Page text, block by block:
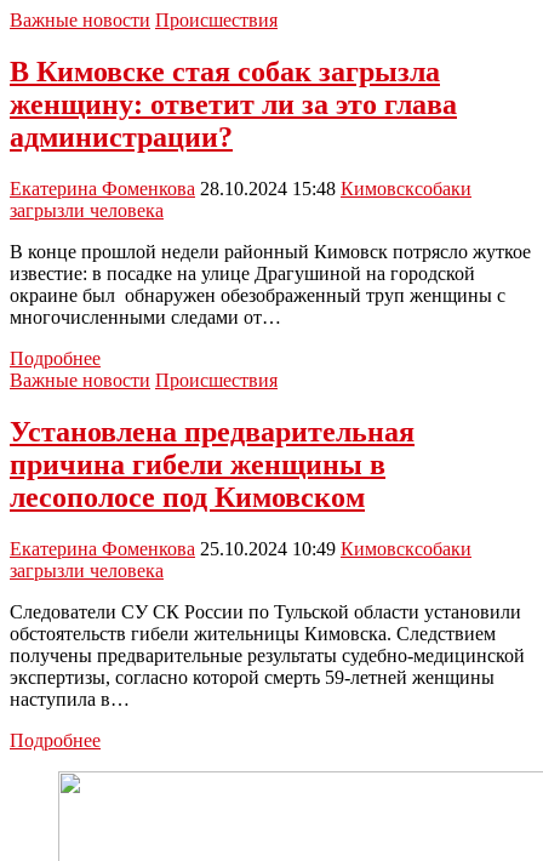
Важные новости Происшествия
В Кимовске стая собак загрызла
женщину: ответит ли за это глава
администрации?
Екатерина Фоменкова 28.10.2024 15:48 Кимовсксобаки
загрызли человека
В конце прошлой недели районный Кимовск потрясло жуткое
известие: в посадке на улице Драгушиной на городской
окраине был обнаружен обезображенный труп женщины с
многочисленными следами от…
ПодробнееВ
Кимовске
загрызла
женщину:
ли
это
глава
Важные новости Происшествия
Установлена предварительная
причина гибели женщины в
лесополосе под Кимовском
Екатерина Фоменкова 25.10.2024 10:49 Кимовсксобаки
загрызли человека
Следователи СУ СК России по Тульской области установили
обстоятельств гибели жительницы Кимовска. Следствием
получены предварительные результаты судебно-медицинской
экспертизы, согласно которой смерть 59-летней женщины
наступила в…
ПодробнееУстановлена